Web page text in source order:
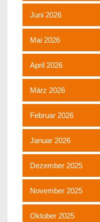
Juni 2026
Mai 2026
April 2026
März 2026
Februar 2026
Januar 2026
Dezember 2025
November 2025
Oktober 2025